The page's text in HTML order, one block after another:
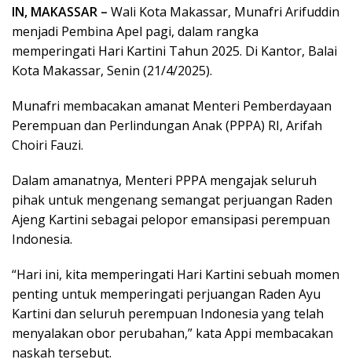
IN, MAKASSAR – Wali Kota Makassar, Munafri Arifuddin
menjadi Pembina Apel pagi, dalam rangka
memperingati Hari Kartini Tahun 2025. Di Kantor, Balai
Kota Makassar, Senin (21/4/2025).
Munafri membacakan amanat Menteri Pemberdayaan
Perempuan dan Perlindungan Anak (PPPA) RI, Arifah
Choiri Fauzi.
Dalam amanatnya, Menteri PPPA mengajak seluruh
pihak untuk mengenang semangat perjuangan Raden
Ajeng Kartini sebagai pelopor emansipasi perempuan
Indonesia.
“Hari ini, kita memperingati Hari Kartini sebuah momen
penting untuk memperingati perjuangan Raden Ayu
Kartini dan seluruh perempuan Indonesia yang telah
menyalakan obor perubahan,” kata Appi membacakan
naskah tersebut.